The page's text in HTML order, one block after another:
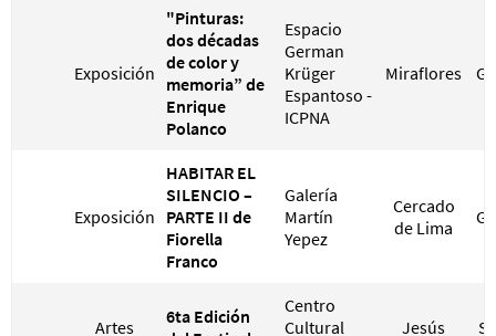
Exposición
"Pinturas:
dos décadas
de color y
memoria” de
Enrique
Polanco
Espacio
German
Krüger
Espantoso -
ICPNA
Miraflores
Exposición
HABITAR EL
SILENCIO –
PARTE II de
Fiorella
Franco
Galería
Martín
Yepez
Cercado
de Lima
Artes
6ta Edición
Centro
Cultural
Jesús